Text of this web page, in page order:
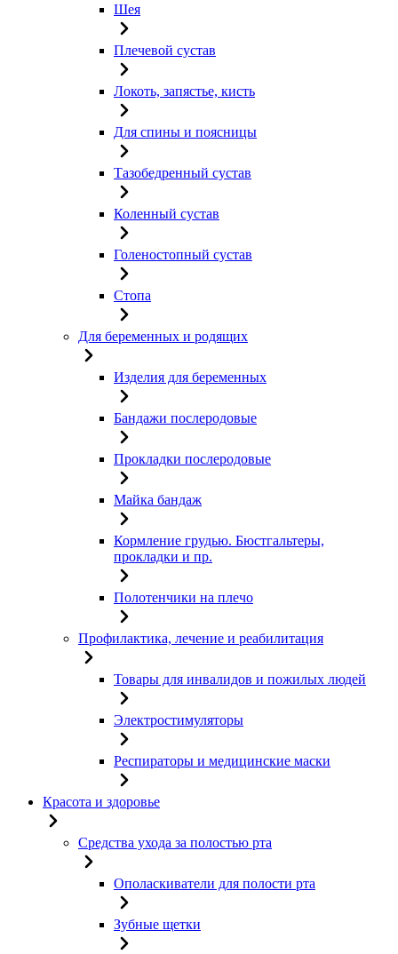
Шея
Плечевой сустав
Локоть, запястье, кисть
Для спины и поясницы
Тазобедренный сустав
Коленный сустав
Голеностопный сустав
Стопа
Для беременных и родящих
Изделия для беременных
Бандажи послеродовые
Прокладки послеродовые
Майка бандаж
Кормление грудью. Бюстгальтеры,
прокладки и пр.
Полотенчики на плечо
Профилактика, лечение и реабилитация
Товары для инвалидов и пожилых людей
Электростимуляторы
Респираторы и медицинские маски
Красота и здоровье
Средства ухода за полостью рта
Ополаскиватели для полости рта
Зубные щетки